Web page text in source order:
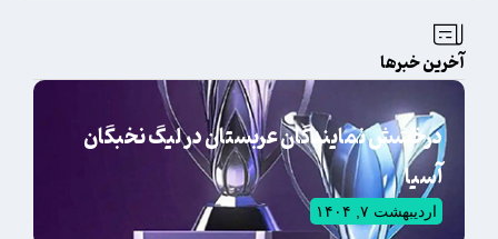
آخرین خبرها
درخشش نمایندگان عربستان در لیگ نخبگان
آسیا
اردیبهشت ۷, ۱۴۰۴